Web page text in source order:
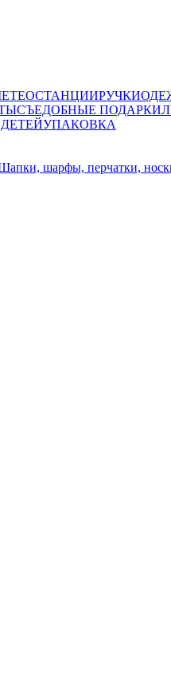
РУЧКИ
СЪЕДОБНЫЕ ПОДАРКИ
УПАКОВКА
шарфы, перчатки,